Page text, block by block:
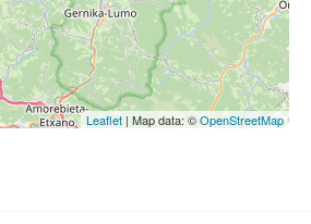
Leaflet | Map data: ©OpenStreetMap